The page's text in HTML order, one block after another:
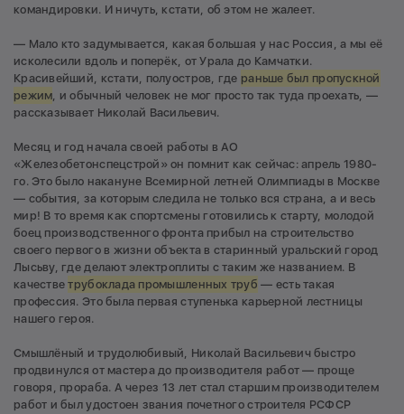
командировки. И ничуть, кстати, об этом не жалеет.
— Мало кто задумывается, какая большая у нас Россия, а мы её
исколесили вдоль и поперёк, от Урала до Камчатки.
Красивейший, кстати, полуостров, где раньше был пропускной
режим , и обычный человек не мог просто так туда проехать, —
рассказывает Николай Васильевич.
Месяц и год начала своей работы в АО
«Железобетонспецстрой» он помнит как сейчас: апрель 1980-
го. Это было накануне Всемирной летней Олимпиады в Москве
— события, за которым следила не только вся страна, а и весь
мир! В то время как спортсмены готовились к старту, молодой
боец производственного фронта прибыл на строительство
своего первого в жизни объекта в старинный уральский город
Лысьву, где делают электроплиты с таким же названием. В
качестветрубоклада промышленных труб — есть такая
профессия. Это была первая ступенька карьерной лестницы
нашего героя.
Смышлёный и трудолюбивый, Николай Васильевич быстро
продвинулся от мастера до производителя работ — проще
говоря, прораба. А через 13 лет стал старшим производителем
работ и был удостоен звания почетного строителя РСФСР